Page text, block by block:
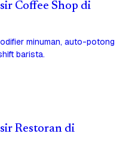
Coffee Shop di
minuman, auto-potong
barista.
Restoran di